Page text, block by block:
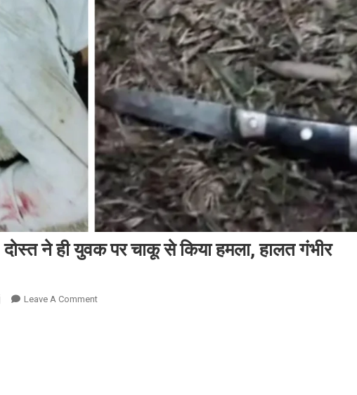
ने ही युवक पर चाकू से किया हमला, हालत गंभीर
Leave A CommentOn